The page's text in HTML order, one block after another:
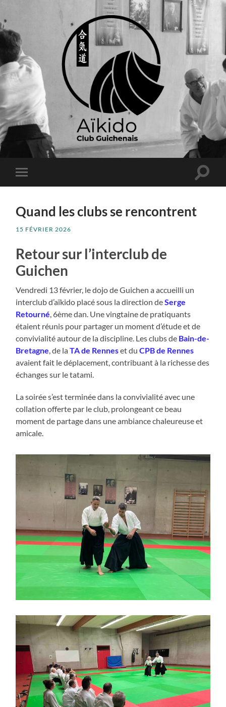
Quand les clubs se rencontrent
15 FÉVRIER 2026
Retour sur l’interclub de
Guichen
Vendredi 13 février, le dojo de Guichen a accueilli un
interclub d’aïkido placé sous la direction deSerge
Retourné , 6ème dan. Une vingtaine de pratiquants
étaient réunis pour partager un moment d’étude et de
convivialité autour de la discipline. Les clubs de Bain-de-
Bretagne , de laTA de Renneset duCPB de Rennes
avaient fait le déplacement, contribuant à la richesse des
échanges sur le tatami.
La soirée s’est terminée dans la convivialité avec une
collation offerte par le club, prolongeant ce beau
moment de partage dans une ambiance chaleureuse et
amicale.